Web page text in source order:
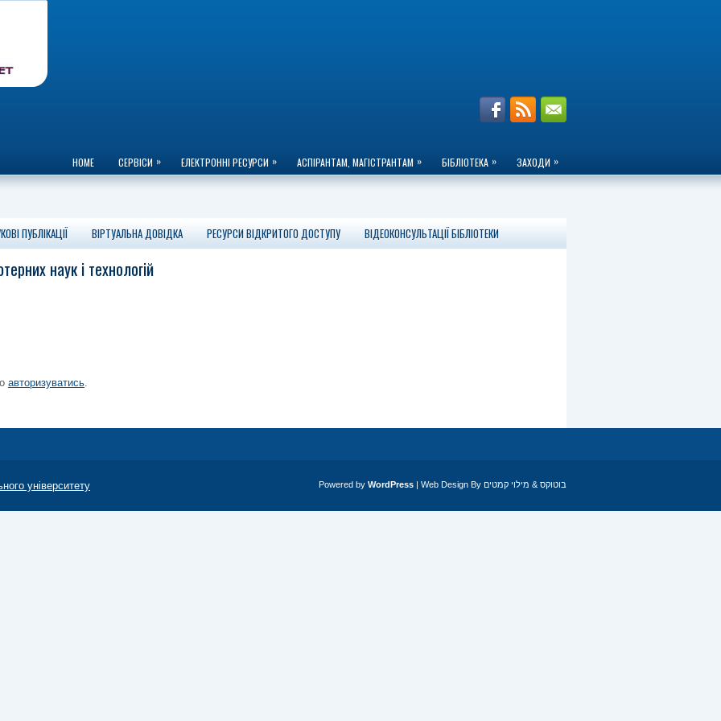
HOME СЕРВІСИ » ЕЛЕКТРОННІ РЕСУРСИ » АСПІРАНТАМ, МАГІСТРАНТАМ » БІБЛІОТЕКА » ЗАХОДИ »
ПУБЛІКАЦІЇ ВІРТУАЛЬНА ДОВІДКА РЕСУРСИ ВІДКРИТОГО ДОСТУПУ ВІДЕОКОНСУЛЬТАЦІЇ БІБЛІОТЕКИ
наук і технологій
авторизуватись.
університету Powered by WordPress | Web Design By בוטוקס & מילוי קמטים